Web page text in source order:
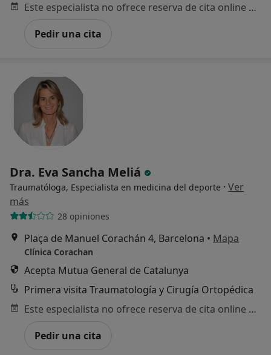
Este especialista no ofrece reserva de cita online en esta dirección.
Pedir una cita
Dra. Eva Sancha Meliá
Traumatóloga, Especialista en medicina del deporte · Ver
más
28 opiniones
Plaça de Manuel Corachán 4, Barcelona • Mapa
Clínica Corachan
Acepta Mutua General de Catalunya
Primera visita Traumatología y Cirugía Ortopédica
Este especialista no ofrece reserva de cita online en esta dirección.
Pedir una cita